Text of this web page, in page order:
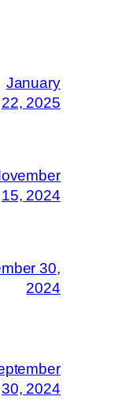
January
22, 2025
15, 2024
30,
2024
30, 2024